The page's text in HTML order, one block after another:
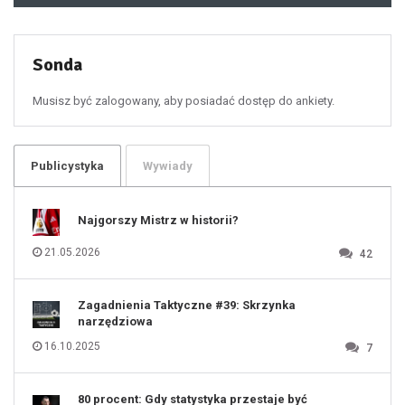
Sonda
Musisz być zalogowany, aby posiadać dostęp do ankiety.
Publicystyka Wywiady
Najgorszy Mistrz w historii?
21.05.2026 42
Zagadnienia Taktyczne #39: Skrzynka
narzędziowa
16.10.2025 7
80 procent: Gdy statystyka przestaje być